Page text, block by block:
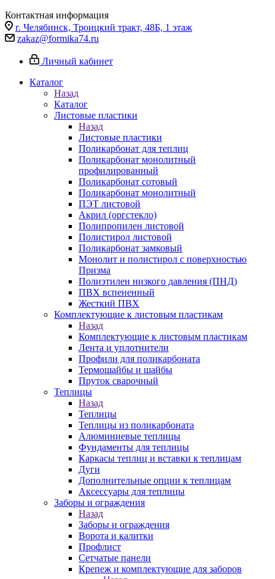
Контактная информация
г. Челябинск, Троицкий тракт, 48Б, 1 этаж
zakaz@formika74.ru
Личный кабинет
Каталог
Назад
Каталог
Листовые пластики
Назад
Листовые пластики
Поликарбонат для теплиц
Поликарбонат монолитный
профилированный
Поликарбонат сотовый
Поликарбонат монолитный
ПЭТ листовой
Акрил (оргстекло)
Полипропилен листовой
Полистирол листовой
Поликарбонат замковый
Монолит и полистирол с поверхностью
Призма
Полиэтилен низкого давления (ПНД)
ПВХ вспененный
Жесткий ПВХ
Комплектующие к листовым пластикам
Назад
Комплектующие к листовым пластикам
Лента и уплотнители
Профили для поликарбоната
Термошайбы и шайбы
Пруток сварочный
Теплицы
Назад
Теплицы
Теплицы из поликарбоната
Алюминиевые теплицы
Фундаменты для теплицы
Каркасы теплиц и вставки к теплицам
Дуги
Дополнительные опции к теплицам
Аксессуары для теплицы
Заборы и ограждения
Назад
Заборы и ограждения
Ворота и калитки
Профлист
Сетчатые панели
Крепеж и комплектующие для заборов